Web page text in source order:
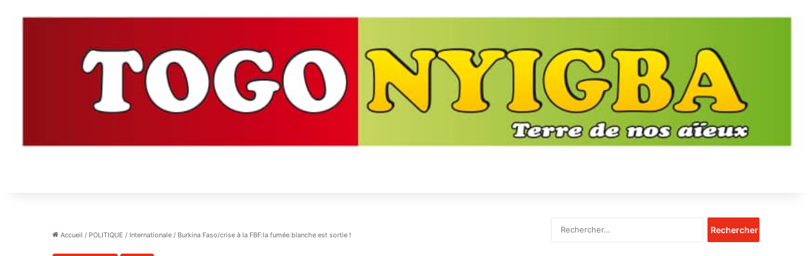
Accueil / POLITIQUE / Internationale / Burkina Faso/crise à la FBF:la fumée blanche est sortie !